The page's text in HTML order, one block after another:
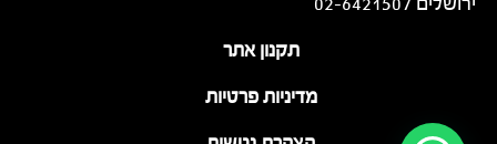
תקנון אתר
מדיניות פרטיות